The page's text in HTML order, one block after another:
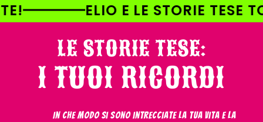
CONTENUTI
E LE STORIE TESE TOUR À LA
LE STORIE TESE:
I TUOI RICORDI
In che modo si sono intrecciate la tua vita e la